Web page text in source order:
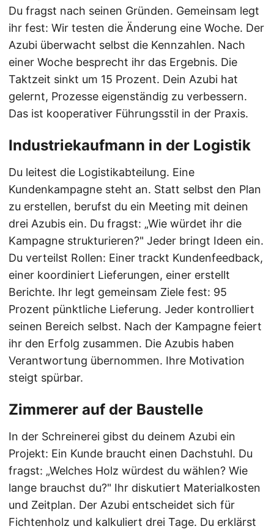
Du fragst nach seinen Gründen. Gemeinsam legt
ihr fest: Wir testen die Änderung eine Woche. Der
Azubi überwacht selbst die Kennzahlen. Nach
einer Woche besprecht ihr das Ergebnis. Die
Taktzeit sinkt um 15 Prozent. Dein Azubi hat
gelernt, Prozesse eigenständig zu verbessern.
Das ist kooperativer Führungsstil in der Praxis.
Industriekaufmann in der Logistik
Du leitest die Logistikabteilung. Eine
Kundenkampagne steht an. Statt selbst den Plan
zu erstellen, berufst du ein Meeting mit deinen
drei Azubis ein. Du fragst: „Wie würdet ihr die
Kampagne strukturieren?" Jeder bringt Ideen ein.
Du verteilst Rollen: Einer trackt Kundenfeedback,
einer koordiniert Lieferungen, einer erstellt
Berichte. Ihr legt gemeinsam Ziele fest: 95
Prozent pünktliche Lieferung. Jeder kontrolliert
seinen Bereich selbst. Nach der Kampagne feiert
ihr den Erfolg zusammen. Die Azubis haben
Verantwortung übernommen. Ihre Motivation
steigt spürbar.
Zimmerer auf der Baustelle
In der Schreinerei gibst du deinem Azubi ein
Projekt: Ein Kunde braucht einen Dachstuhl. Du
fragst: „Welches Holz würdest du wählen? Wie
lange brauchst du?" Ihr diskutiert Materialkosten
und Zeitplan. Der Azubi entscheidet sich für
Fichtenholz und kalkuliert drei Tage. Du erklärst